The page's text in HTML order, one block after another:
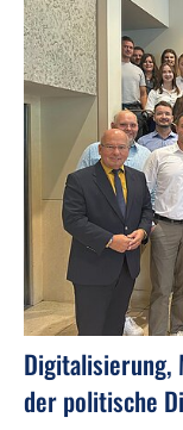
Digitalisierung,
der politische